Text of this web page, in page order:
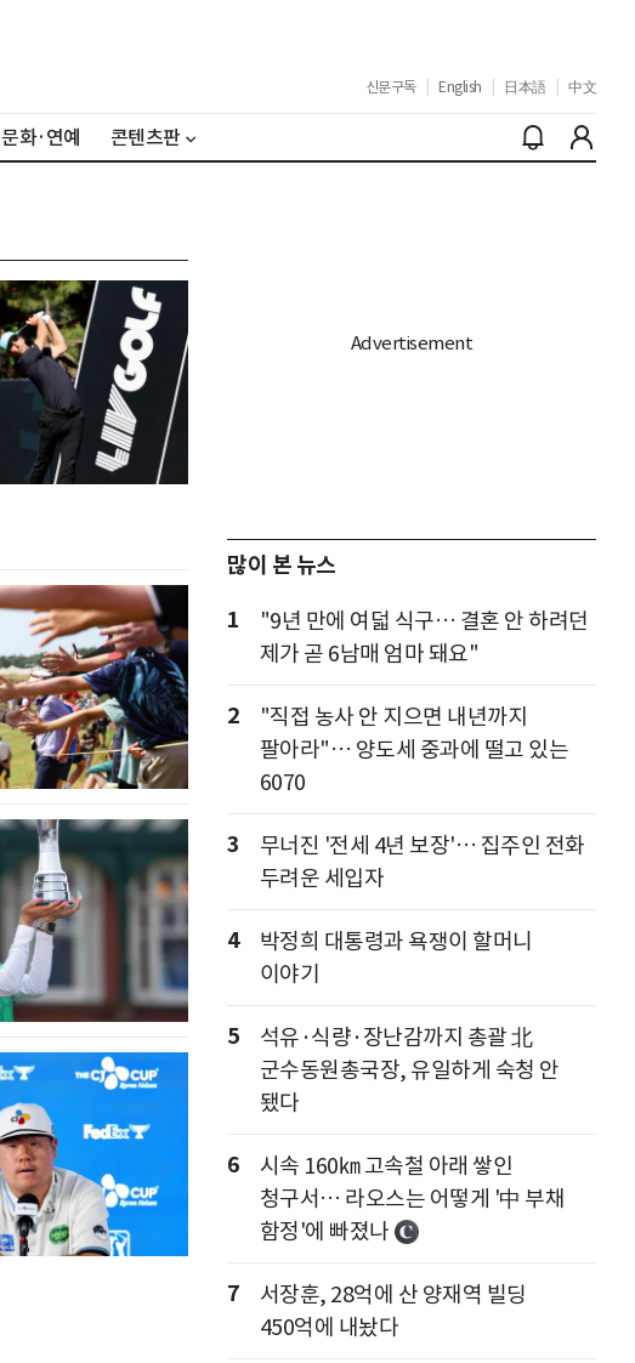
신문구독 English 日本語 中文
문화·연예 콘텐츠판
많이 본 뉴스
1
"9년 만에 여덟 식구… 결혼 안 하려던
제가 곧 6남매 엄마 돼요"
2
"직접 농사 안 지으면 내년까지
팔아라"… 양도세 중과에 떨고 있는
6070
3
무너진 '전세 4년 보장'… 집주인 전화
두려운 세입자
4
박정희 대통령과 욕쟁이 할머니
이야기
5
석유·식량·장난감까지 총괄 北
군수동원총국장, 유일하게 숙청 안
됐다
6
시속 160㎞ 고속철 아래 쌓인
청구서… 라오스는 어떻게 '中 부채
함정'에 빠졌나
7
서장훈, 28억에 산 양재역 빌딩
450억에 내놨다